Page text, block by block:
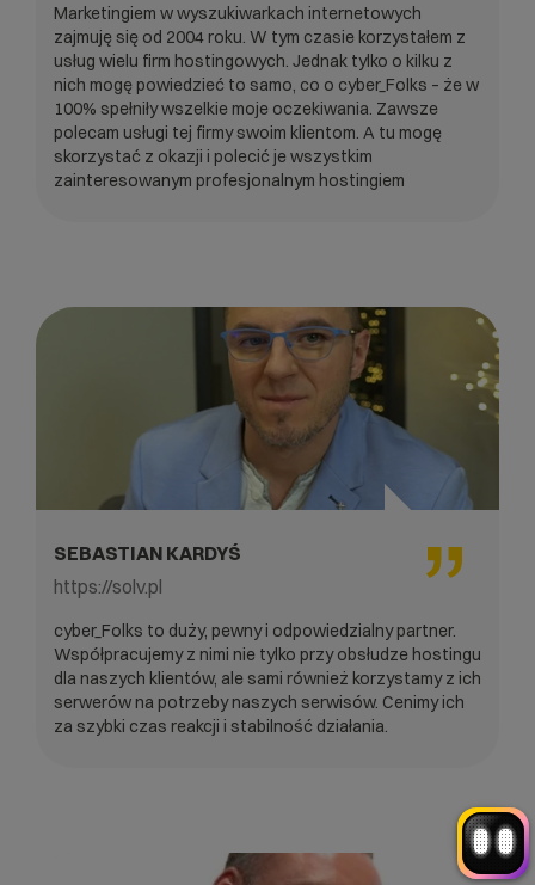
Marketingiem w wyszukiwarkach internetowych
zajmuję się od 2004 roku. W tym czasie korzystałem z
usług wielu firm hostingowych. Jednak tylko o kilku z
nich mogę powiedzieć to samo, co o cyber_Folks – że w
100% spełniły wszelkie moje oczekiwania. Zawsze
polecam usługi tej firmy swoim klientom. A tu mogę
skorzystać z okazji i polecić je wszystkim
zainteresowanym profesjonalnym hostingiem
SEBASTIAN KARDYŚ
https://solv.pl
cyber_Folks to duży, pewny i odpowiedzialny partner.
Współpracujemy z nimi nie tylko przy obsłudze hostingu
dla naszych klientów, ale sami również korzystamy z ich
serwerów na potrzeby naszych serwisów. Cenimy ich
za szybki czas reakcji i stabilność działania.
Witaj! Jestem robo_Folks.
W czym mogę pomóc?
Wybór hostingu Wybór domeny
Bazy danych Konfiguracja email
Optymalizacja wydajności więcej